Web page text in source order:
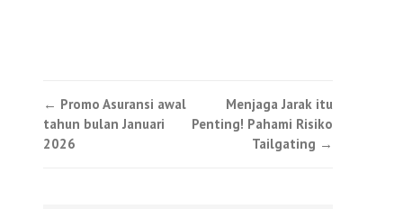
Post
navigation
← Promo Asuransi awal
tahun bulan Januari
2026
Menjaga Jarak itu
Penting! Pahami Risiko
Tailgating →